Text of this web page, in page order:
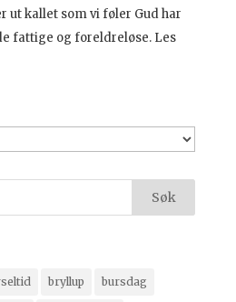
ut kallet som vi føler Gud har
fattige og foreldreløse. Les
bryllup bursdag